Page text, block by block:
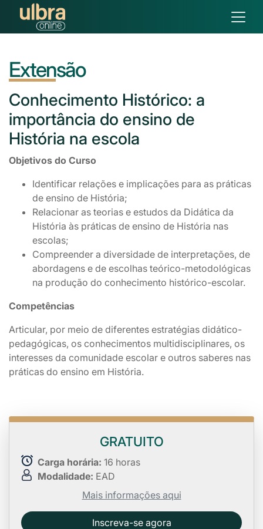
Extensão
Conhecimento Histórico: a
importância do ensino de
História na escola
Objetivos do Curso
Identificar relações e implicações para as práticas
de ensino de História;
Relacionar as teorias e estudos da Didática da
História às práticas de ensino de História nas
escolas;
Compreender a diversidade de interpretações, de
abordagens e de escolhas teórico-metodológicas
na produção do conhecimento histórico-escolar.
Competências
Articular, por meio de diferentes estratégias didático-
pedagógicas, os conhecimentos multidisciplinares, os
interesses da comunidade escolar e outros saberes nas
práticas do ensino em História.
GRATUITO
Carga horária: 16 horas
Modalidade: EAD
Mais informações aqui
Inscreva-se agora